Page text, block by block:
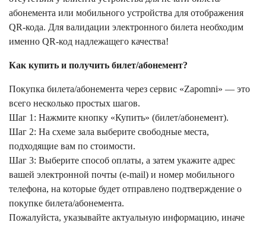
абонемента или мобильного устройства для отображения
QR-кода. Для валидации электронного билета необходим
именно QR-код надлежащего качества!
Как купить и получить билет/абонемент?
Покупка билета/абонемента через сервис «Zapomni» — это
всего несколько простых шагов.
Шаг 1: Нажмите кнопку «Купить» (билет/абонемент).
Шаг 2: На схеме зала выберите свободные места,
подходящие вам по стоимости.
Шаг 3: Выберите способ оплаты, а затем укажите адрес
вашей электронной почты (e-mail) и номер мобильного
телефона, на которые будет отправлено подтверждение о
покупке билета/абонемента.
Пожалуйста, указывайте актуальную информацию, иначе